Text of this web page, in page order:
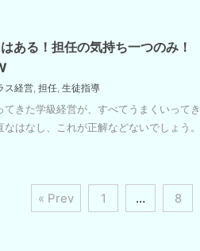
ある！担任の気持ち一つのみ
ス経営, 担任, 生徒指導
てきた学級経営が、すべてうまくいって
なはなし、これが正解などないでしょう
« Prev 1 … 8